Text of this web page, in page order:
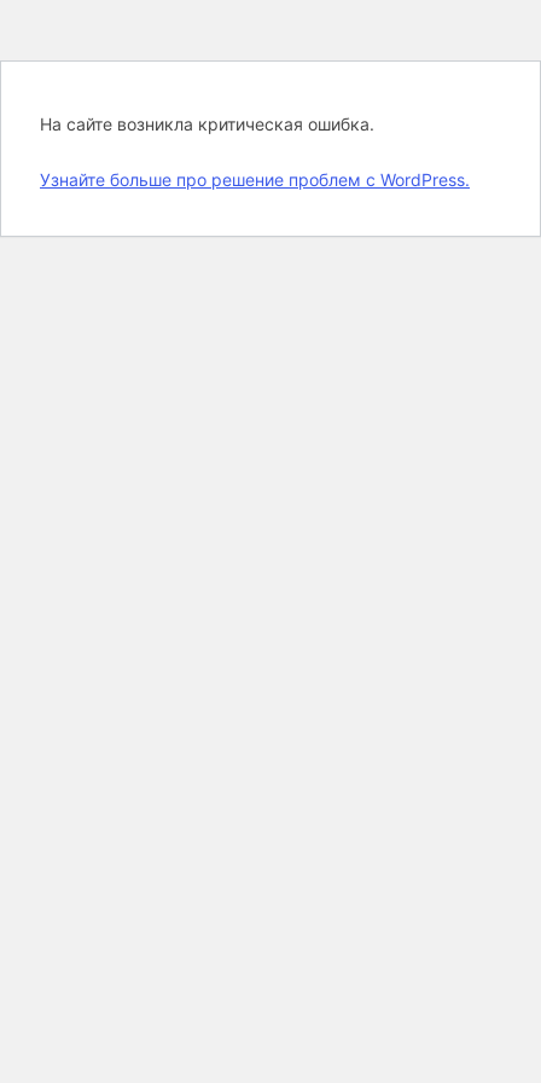
На сайте возникла критическая ошибка.
Узнайте больше про решение проблем с WordPress.